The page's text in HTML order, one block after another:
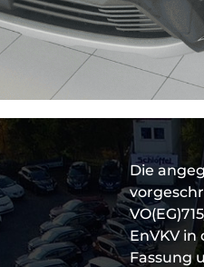
Die
EnVKV
Fassung